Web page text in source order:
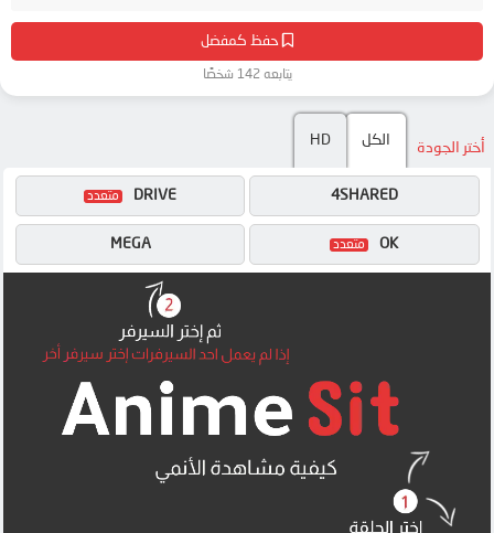
حفظ كمفضل
يتابعه 142 شخصًا
أختر الجودة الكل HD
OK
MEGA
4SHARED
DRIVE